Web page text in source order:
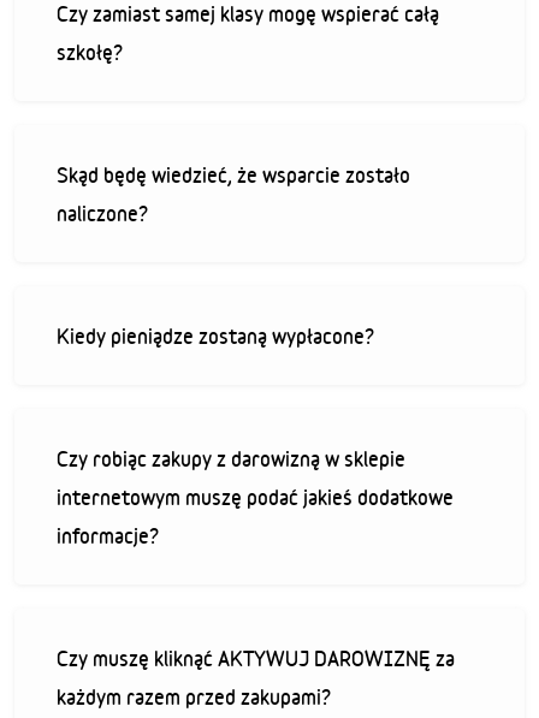
Czy zamiast samej klasy mogę wspierać całą
szkołę?
Skąd będę wiedzieć, że wsparcie zostało
naliczone?
Kiedy pieniądze zostaną wypłacone?
Czy robiąc zakupy z darowizną w sklepie
internetowym muszę podać jakieś dodatkowe
informacje?
Czy muszę kliknąć AKTYWUJ DAROWIZNĘ za
każdym razem przed zakupami?